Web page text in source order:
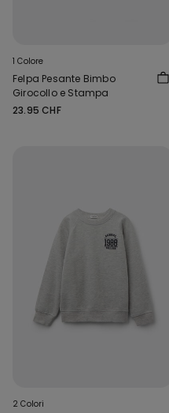
1 Colore
Felpa Pesante Bimbo
Girocollo e Stampa
23.95 CHF
2 Colori